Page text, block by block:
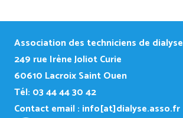
Association des techniciens de dialyse
249 rue Irène Joliot Curie
60610 Lacroix Saint Ouen
Tél: 03 44 44 30 42
Contact email : info[at]dialyse.asso.fr